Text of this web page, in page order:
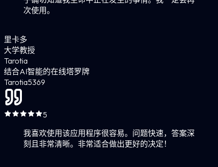
次使用。
里卡多
大学教授
Tarotia
结合AI智能的在线塔罗牌
Tarotia5369
5
我喜欢使用该应用程序很容易。问题快速，答案深
刻且非常清晰。非常适合做出更好的决定！